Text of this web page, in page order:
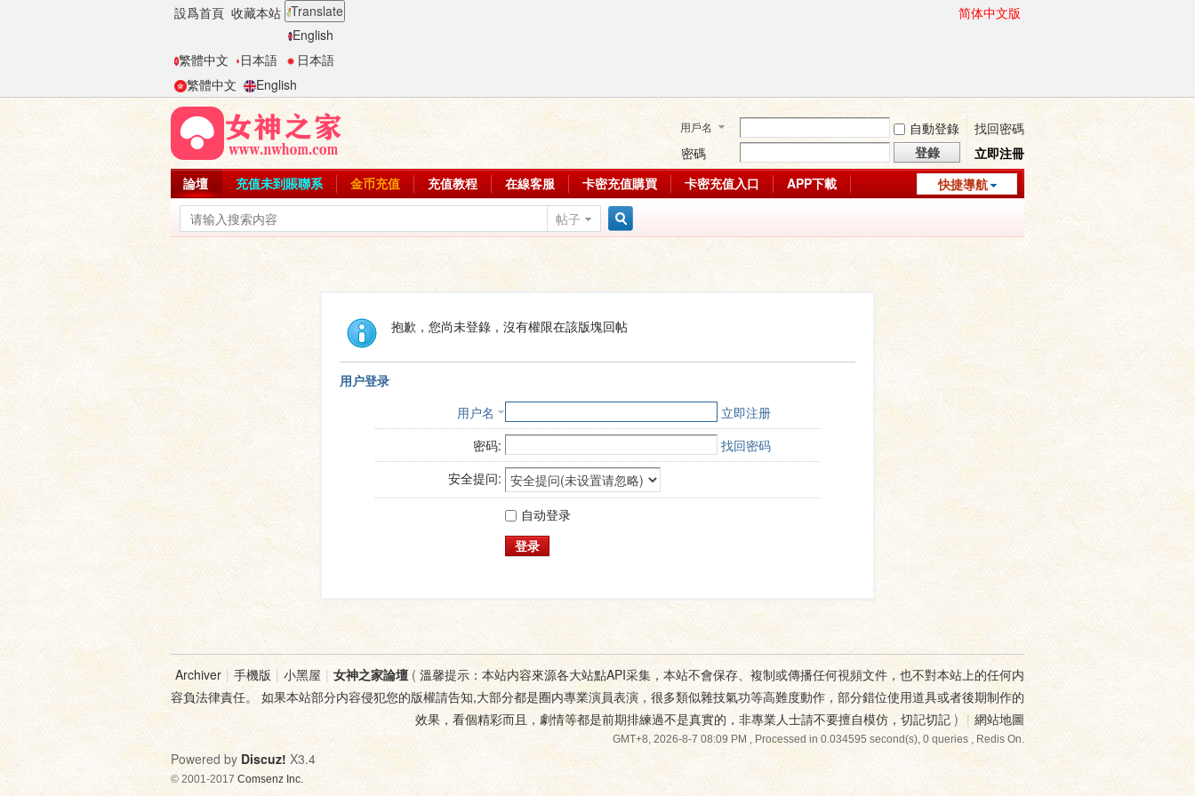
設爲首頁 收藏本站 Translate
English
繁體中文
日本語
日本語
繁體中文
English
简体中文版
用戶名 自動登錄
找回密碼
密碼
登錄
立即注冊
快捷導航
論壇 充值未到賬聯系 金币充值 充值教程 在線客服 卡密充值購買 卡密充值入口
APP下載
帖子
索
抱歉，您尚未登錄，沒有權限在該版塊回帖
用户登录
用户名
立即注册
密码:
找回密码
安全提问:
自动登录
登录
Archiver | 手機版 | 小黑屋 | 女神之家論壇( 溫馨提示：本站内容來源各大站點API采集，本站不會保存、複制或傳播任何視頻文件，也不對本站上的任何内
容負法律責任。 如果本站部分内容侵犯您的版權請告知,大部分都是圈内專業演員表演，很多類似雜技氣功等高難度動作，部分錯位使用道具或者後期制作的
效果，看個精彩而且，劇情等都是前期排練過不是真實的，非專業人士請不要擅自模仿，切記切記 ) | 網站地圖
GMT+8, 2026-8-7 08:09 PM, Processed in 0.034595 second(s), 0 queries , Redis On.
Powered by Discuz! X3.4
© 2001-2017 Comsenz Inc.